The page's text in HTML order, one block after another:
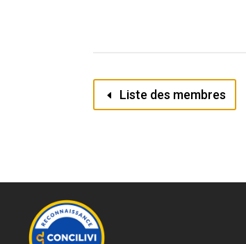
Liste des membres